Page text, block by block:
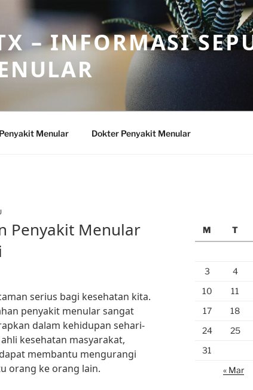
– INFORMASI
Menular Dokter Penyakit Menular
Penyakit Menular
serius bagi kesehatan kita.
penyakit menular sangat
dalam kehidupan sehari-
kesehatan masyarakat,
membantu mengurangi
orang ke orang lain.
M
T
3
4
10
11
17
18
24
25
31
« Mar